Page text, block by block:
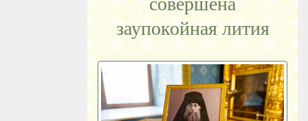
совершена
заупокойная лития